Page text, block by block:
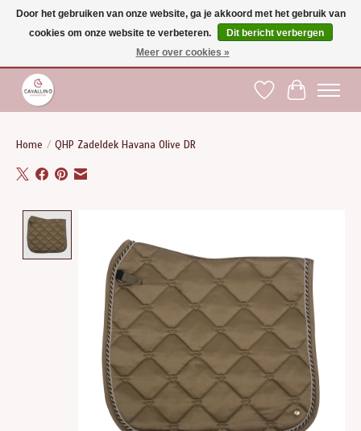
Gratis verzending vanaf €75 binnen BE - vanaf €100 naar EU | Voor 17:00 besteld is
dezelfde dag verzonden | Klantendienst: +32 (0)51 21 27 00 |
Verlanglijst
Home / QHP Zadeldek Havana Olive DR
Door het gebruiken van onze website, ga je akkoord met het gebruik van
cookies om onze website te verbeteren.
Dit bericht verbergen
Meer over cookies »